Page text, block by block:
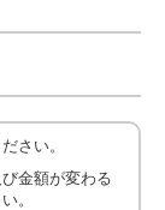
さい。
金額が変わる
。